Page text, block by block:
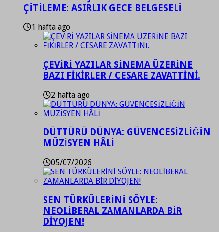
ÇİTİLEME: ASIRLIK GECE BELGESELİ
1 hafta ago
ÇEVİRİ YAZILAR SİNEMA ÜZERİNE
BAZI FİKİRLER / CESARE ZAVATTİNİ.
2 hafta ago
DÜTTÜRÜ DÜNYA: GÜVENCESİZLİĞİN
MÜZİSYEN HÂLİ
05/07/2026
SEN TÜRKÜLERİNİ SÖYLE:
NEOLİBERAL ZAMANLARDA BİR
DİYOJEN!